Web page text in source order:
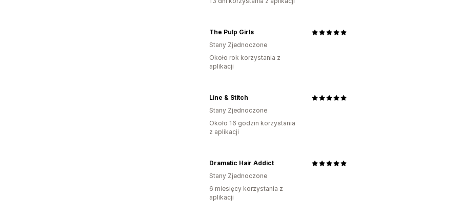
The Pulp Girls
Stany Zjednoczone
Około rok korzystania z
aplikacji
Line & Stitch
Stany Zjednoczone
Około 16 godzin korzystania
z aplikacji
Dramatic Hair Addict
Stany Zjednoczone
6 miesięcy korzystania z
aplikacji